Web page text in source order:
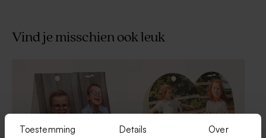
Toestemming Details Over
fotocollage
Vind je misschien ook leuk